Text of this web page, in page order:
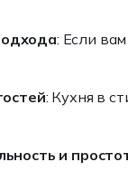
: Если
: Кухня в
и